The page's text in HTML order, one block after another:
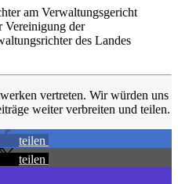
am Verwaltungsgericht
Vereinigung der
des Landes
vertreten. Wir würden uns
weiter verbreiten und teilen.
teilen
teilen